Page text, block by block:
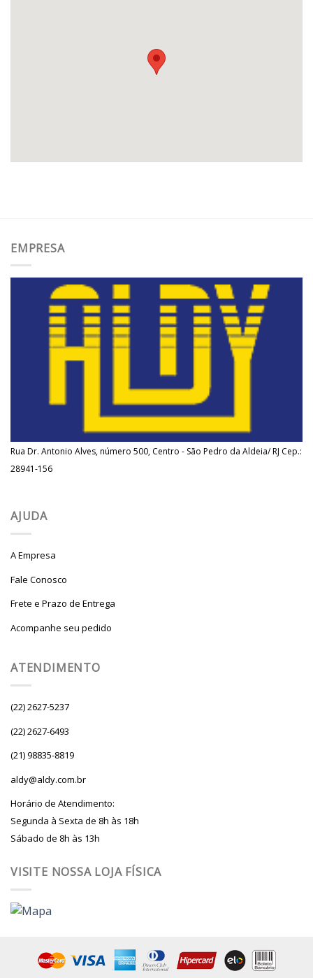
EMPRESA
Rua Dr. Antonio Alves, número 500, Centro - São Pedro da Aldeia/ RJ Cep.:
28941-156
AJUDA
A Empresa
Fale Conosco
Frete e Prazo de Entrega
Acompanhe seu pedido
ATENDIMENTO
(22) 2627-5237
(22) 2627-6493
(21) 98835-8819
aldy@aldy.com.br
Horário de Atendimento:
Segunda à Sexta de 8h às 18h
Sábado de 8h às 13h
VISITE NOSSA LOJA FÍSICA